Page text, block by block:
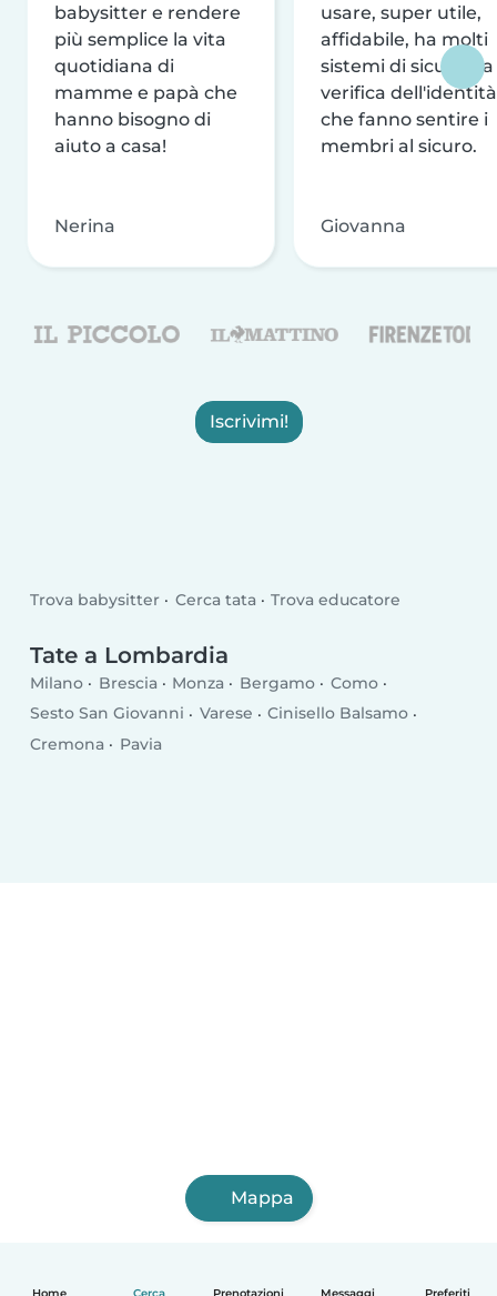
Home Cerca Prenotazioni Messaggi Preferiti
babysitter e rendere
più semplice la vita
quotidiana di
mamme e papà che
hanno bisogno di
aiuto a casa!
Nerina
usare, super utile,
affidabile, ha molti
sistemi di sicurezza
verifica dell'identità
che fanno sentire i
membri al sicuro.
Giovanna
Iscrivimi!
Trova babysitter Cerca tata Trova educatore
Tate a Lombardia
Milano Brescia Monza Bergamo
Como
Sesto San Giovanni
Varese
Cinisello Balsamo
Cremona
Pavia
Mappa